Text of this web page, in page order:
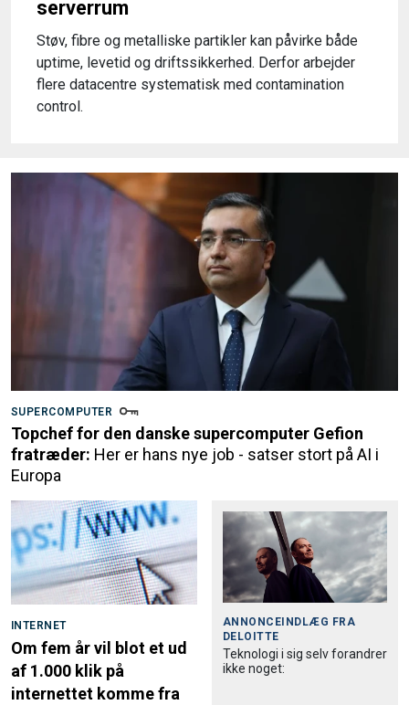
serverrum
Støv, fibre og metalliske partikler kan påvirke både
uptime, levetid og driftssikkerhed. Derfor arbejder
flere datacentre systematisk med contamination
control.
SUPERCOMPUTER
Topchef for den danske supercomputer Gefion
fratræder: Her er hans nye job - satser stort på AI i
Europa
INTERNET
Om fem år vil blot et ud
af 1.000 klik på
internettet komme fra
ANNONCEINDLÆG FRA
DELOITTE
Teknologi i sig selv forandrer
ikke noget: